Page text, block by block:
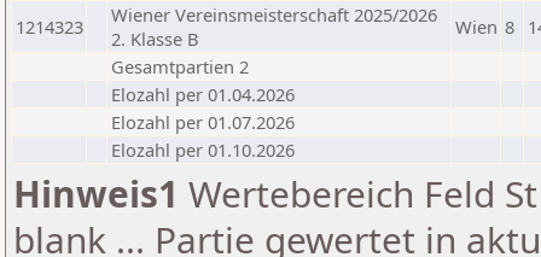
1214323
Wiener Vereinsmeisterschaft 2025/2026
2. Klasse B
Wien 8
Gesamtpartien 2
Elozahl per 01.04.2026
Elozahl per 01.07.2026
Elozahl per 01.10.2026
Hinweis1 Wertebereich Feld
blank ... Partie gewertet in